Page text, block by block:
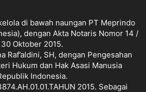
di bawah naungan PT Meprindo
dengan Akta Notaris Nomor 14 /
30 Oktober 2015.
Raf’aldini, SH, dengan Pengesahan
Hukum dan Hak Asasi Manusia
Indonesia.
2015. Sebagai